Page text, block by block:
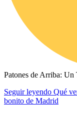
Patones de Arriba: Un
Seguir leyendo Qué
bonito de Madrid